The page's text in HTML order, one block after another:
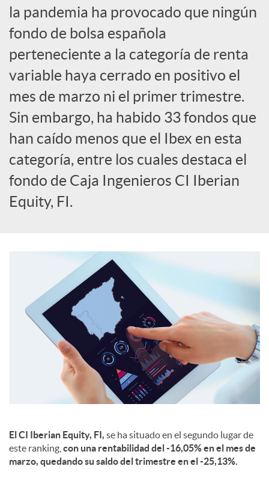
o
c
i
a
l
e
s
la pandemia ha provocado que ningún
fondo de bolsa española
perteneciente a la categoría de renta
variable haya cerrado en positivo el
mes de marzo ni el primer trimestre.
Sin embargo, ha habido 33 fondos que
han caído menos que el Ibex en esta
categoría, entre los cuales destaca el
fondo de Caja Ingenieros CI Iberian
Equity, FI.
El CI Iberian Equity, FI, se ha situado en el segundo lugar de
este ranking, con una rentabilidad del -16,05% en el mes de
marzo, quedando su saldo del trimestre en el -25,13%.